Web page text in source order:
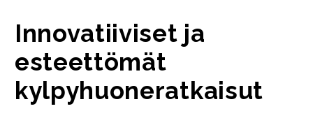
Innovatiiviset ja
esteettömät
kylpyhuoneratkaisut